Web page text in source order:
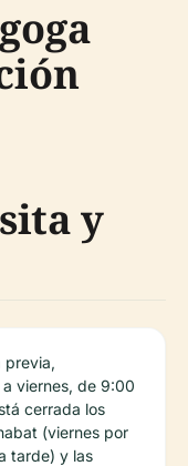
y
previa,
viernes, de 9:00
cerrada los
(viernes por
tarde) y las